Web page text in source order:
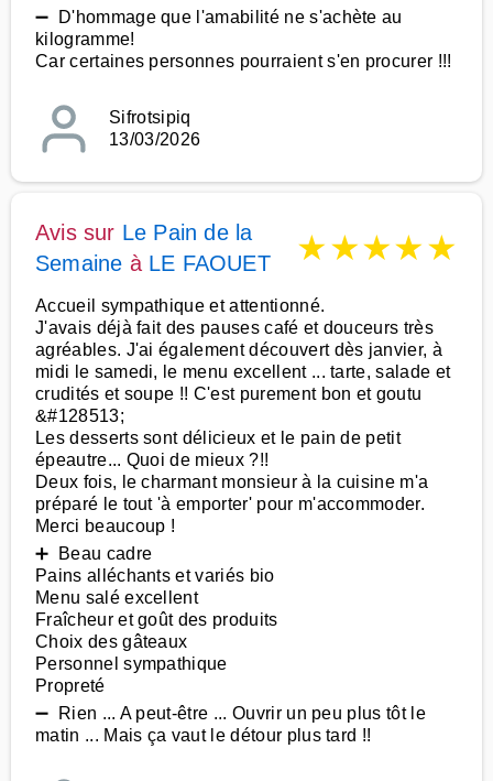
➖ D'hommage que l'amabilité ne s'achète au
kilogramme!
Car certaines personnes pourraient s'en procurer !!!
Sifrotsipiq
13/03/2026
Avis sur Le Pain de la
Semaine à LE FAOUET ★★★★★
Accueil sympathique et attentionné.
J'avais déjà fait des pauses café et douceurs très
agréables. J'ai également découvert dès janvier, à
midi le samedi, le menu excellent ... tarte, salade et
crudités et soupe !! C'est purement bon et goutu
&#128513;
Les desserts sont délicieux et le pain de petit
épeautre... Quoi de mieux ?!!
Deux fois, le charmant monsieur à la cuisine m'a
préparé le tout 'à emporter' pour m'accommoder.
Merci beaucoup !
➕ Beau cadre
Pains alléchants et variés bio
Menu salé excellent
Fraîcheur et goût des produits
Choix des gâteaux
Personnel sympathique
Propreté
➖ Rien ... A peut-être ... Ouvrir un peu plus tôt le
matin ... Mais ça vaut le détour plus tard !!